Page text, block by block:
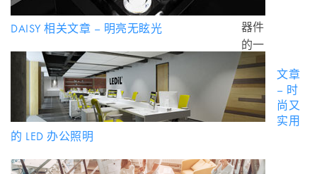
器件
的一
些使
用方
法。
DAISY 相关文章 – 明亮无眩光
文章
– 时
尚又
实用
的 LED 办公照明